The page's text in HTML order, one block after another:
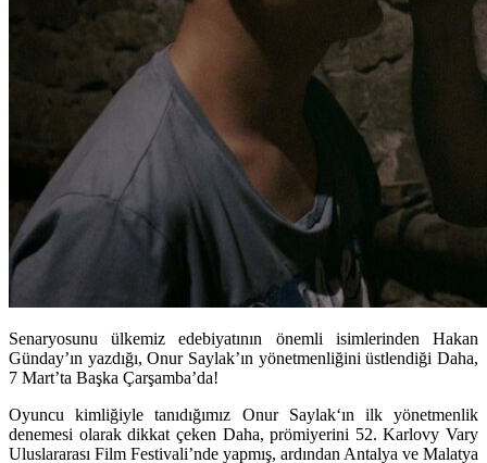
Senaryosunu ülkemiz edebiyatının önemli isimlerinden Hakan
Günday’ın yazdığı, Onur Saylak’ın yönetmenliğini üstlendiği Daha,
7 Mart’ta Başka Çarşamba’da!
Oyuncu kimliğiyle tanıdığımız Onur Saylak‘ın ilk yönetmenlik
denemesi olarak dikkat çeken Daha, prömiyerini 52. Karlovy Vary
Uluslararası Film Festivali’nde yapmış, ardından Antalya ve Malatya